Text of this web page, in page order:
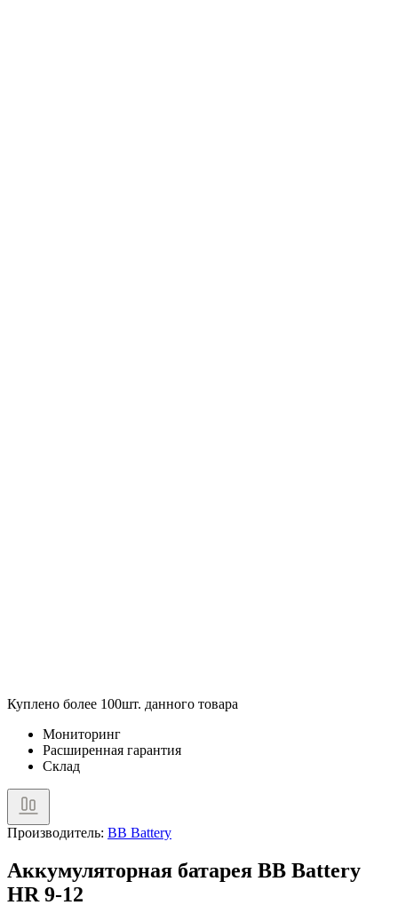
Куплено более 100шт. данного товара
Мониторинг
Расширенная гарантия
Склад
Производитель: BB Battery
Аккумуляторная батарея BB Battery
HR 9-12